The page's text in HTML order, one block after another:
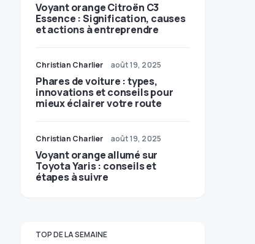
Voyant orange Citroën C3
Essence : Signification, causes
et actions à entreprendre
Christian Charlier août 19, 2025
Phares de voiture : types,
innovations et conseils pour
mieux éclairer votre route
Christian Charlier août 19, 2025
Voyant orange allumé sur
Toyota Yaris : conseils et
étapes à suivre
TOP DE LA SEMAINE